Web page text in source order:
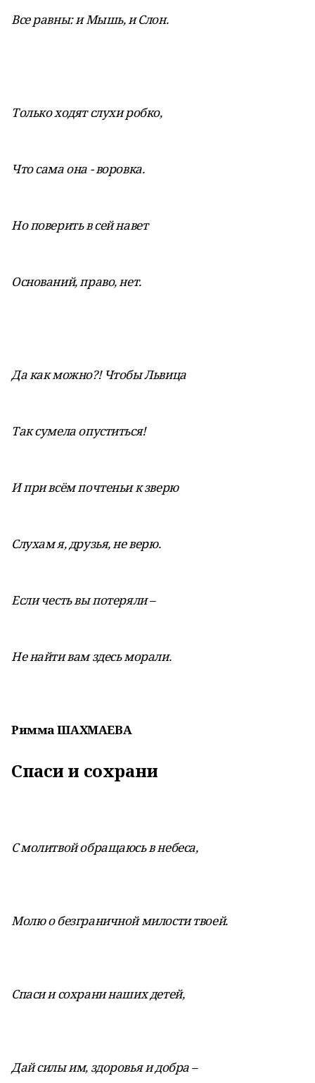
Все равны: и Мышь, и Слон.
Только ходят слухи робко,
Что сама она - воровка.
Но поверить в сей навет
Оснований, право, нет.
Да как можно?! Чтобы Львица
Так сумела опуститься!
И при всём почтеньи к зверю
Слухам я, друзья, не верю.
Если честь вы потеряли –
Не найти вам здесь морали.
Римма ШАХМАЕВА
Спаси и сохрани
С молитвой обращаюсь в небеса,
Молю о безграничной милости твоей.
Спаси и сохрани наших детей,
Дай силы им, здоровья и добра –